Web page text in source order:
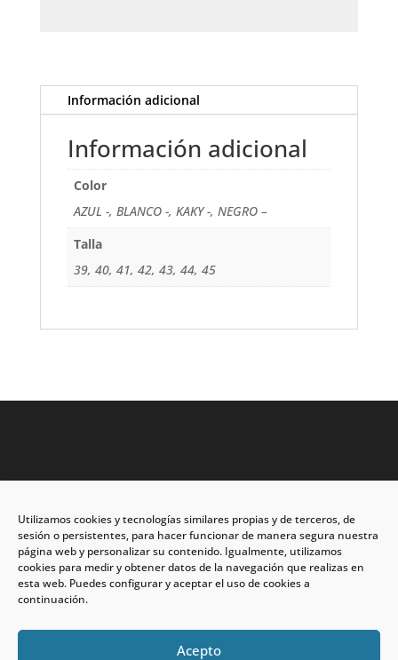
Utilizamos cookies y tecnologías similares propias y de terceros, de
sesión o persistentes, para hacer funcionar de manera segura nuestra
página web y personalizar su contenido. Igualmente, utilizamos
cookies para medir y obtener datos de la navegación que realizas en
esta web. Puedes configurar y aceptar el uso de cookies a
continuación.
Acepto
Información adicional
Información adicional
Color
AZUL -, BLANCO -, KAKY -, NEGRO –
Talla
39, 40, 41, 42, 43, 44, 45
Dirección: C/Eleuterio Quintanilla nº67 – Esq. Río de
Oro
CP: 33209, Gijón – Asturias
Teléfono: 985146502 – 647 72 54 95